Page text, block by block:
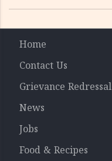
Home
Contact Us
Grievance Redressal
News
Jobs
Food & Recipes